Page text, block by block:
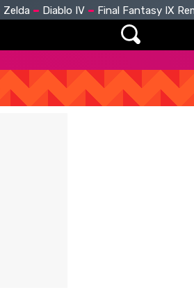
Zelda Diablo IV Final Fantasy IX